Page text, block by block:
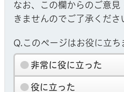
なお、この欄からのご意見
きませんのでご了承くださ
Q.このページはお役に立ち
非常に役に立った
役に立った